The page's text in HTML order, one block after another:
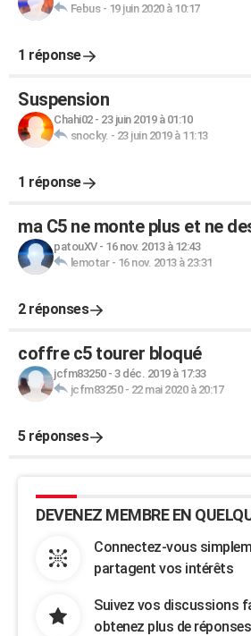
Febus- 19 juin 2020 à 10:17
1 réponse
Suspension
Chahi02- 23 juin 2019 à 01:10
snocky. - 23 juin 2019 à 11:13
1 réponse
ma C5 ne monte plus et ne
patouXV- 16 nov. 2013 à 12:43
lemotar- 16 nov. 2013 à 23:31
2 réponses
coffre c5 tourer bloqué
jcfm83250- 3 déc. 2019 à 17:33
jcfm83250- 22 mai 2020 à 20:17
5 réponses
DEVENEZ MEMBRE EN
Connectez-vous
partagent vos intérêts
Suivez vos discussions
obtenez plus de réponses